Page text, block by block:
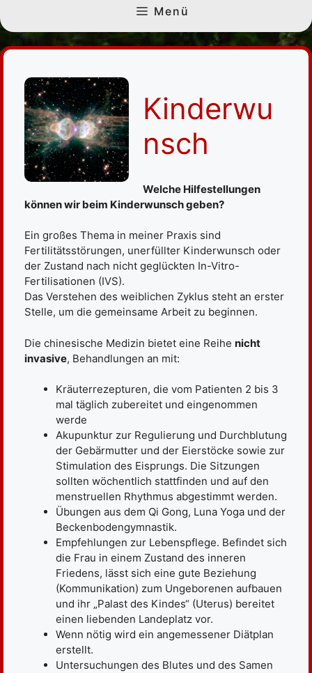
Menü
Kinderwu
nsch
Welche Hilfestellungen
können wir beim Kinderwunsch geben?
Ein großes Thema in meiner Praxis sind
Fertilitätsstörungen, unerfüllter Kinderwunsch oder
der Zustand nach nicht geglückten In-Vitro-
Fertilisationen (IVS).
Das Verstehen des weiblichen Zyklus steht an erster
Stelle, um die gemeinsame Arbeit zu beginnen.
Die chinesische Medizin bietet eine Reihe nicht
invasive, Behandlungen an mit:
Kräuterrezepturen, die vom Patienten 2 bis 3
mal täglich zubereitet und eingenommen
werde
Akupunktur zur Regulierung und Durchblutung
der Gebärmutter und der Eierstöcke sowie zur
Stimulation des Eisprungs. Die Sitzungen
sollten wöchentlich stattfinden und auf den
menstruellen Rhythmus abgestimmt werden.
Übungen aus dem Qi Gong, Luna Yoga und der
Beckenbodengymnastik.
Empfehlungen zur Lebenspflege. Befindet sich
die Frau in einem Zustand des inneren
Friedens, lässt sich eine gute Beziehung
(Kommunikation) zum Ungeborenen aufbauen
und ihr „Palast des Kindes“ (Uterus) bereitet
einen liebenden Landeplatz vor.
Wenn nötig wird ein angemessener Diätplan
erstellt.
Untersuchungen des Blutes und des Samen